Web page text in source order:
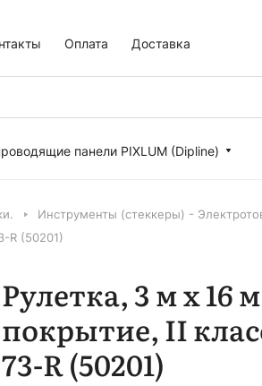
Оплата Доставка
панели PIXLUM (Dipline)
Инструменты (стеккеры) -
R (50201)
Рулетка, 3 м х 16
покрытие, II
73-R (50201)